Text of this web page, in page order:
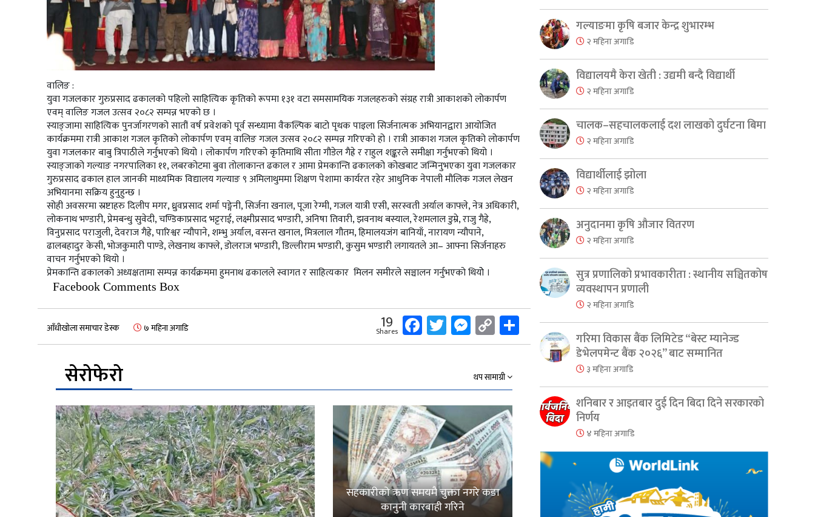
वालिङ :
युवा गजलकार गुरुप्रसाद ढकालको पहिलो साहित्यिक कृतिको रूपमा १३१ वटा समसामयिक गजलहरुको संग्रह रात्री आकाशको लोकार्पण
एवम् वालिङ गजल उत्सव २०८२ सम्पन्न भएको छ ।
स्याङ्जामा साहित्यिक पुनर्जागरणको सातौं वर्ष प्रवेशको पूर्व सन्ध्यामा वैकल्पिक बाटो पृथक पाइला सिर्जनात्मक अभियानद्वारा आयोजित
कार्यक्रममा रात्री आकाश गजल कृतिको लोकार्पण एवम् वालिङ गजल उत्सव २०८२ सम्पन्न गरिएको हो । रात्री आकाश गजल कृतिको लोकार्पण
युवा गजलकार बाबु त्रिपाठीले गर्नुभएको थियो । लोकार्पण गरिएको कृतिमाथि सीता गौडेल गैह्रे र राहुल शङ्करले समीक्षा गर्नुभएको थियो ।
स्याङ्जाको गल्याङ नगरपालिका ११, लबरकोटमा बुवा तोलाकान्त ढकाल र आमा प्रेमकान्ति ढकालको कोखबाट जन्मिनुभएका युवा गजलकार
गुरुप्रसाद ढकाल हाल जानकी माध्यमिक विद्यालय गल्याङ ९ अमिलाथुममा शिक्षण पेशामा कार्यरत रहेर आधुनिक नेपाली मौलिक गजल लेखन
अभियानमा सक्रिय हुनुहुन्छ ।
सोही अवसरमा स्रष्टाहरु दिलीप मगर, ध्रुवप्रसाद शर्मा पङ्गेनी, सिर्जना खनाल, पूजा रेग्मी, गजल यात्री एसी, सरस्वती अर्याल काफ्ले, नेत्र अधिकारी,
लोकनाथ भण्डारी, प्रेमबन्धु सुवेदी, चण्डिकाप्रसाद भट्टराई, लक्ष्मीप्रसाद भण्डारी, अनिषा तिवारी, झवनाथ बस्याल, रेशमलाल डुम्रे, राजु गैह्रे,
विनुप्रसाद पराजुली, देवराज गैह्रे, पारिश्वर न्यौपाने, शम्भु अर्याल, वसन्त खनाल, मित्रलाल गौतम, हिमालयजंग बानियाँ, नारायण न्यौपाने,
ढालबहादुर केसी, भोजकुमारी पाण्डे, लेखनाथ काफ्ले, डोलराज भण्डारी, डिल्लीराम भण्डारी, कुसुम भण्डारी लगायतले आ– आफ्ना सिर्जनाहरु
वाचन गर्नुभएको थियो ।
प्रेमकान्ति ढकालको अध्यक्षतामा सम्पन्न कार्यक्रममा हुमनाथ ढकालले स्वागत र साहित्यकार मिलन समीरले सञ्चालन गर्नुभएको थियोे ।
Facebook Comments Box
आँधीखोला समाचार डेस्क ७ महिना अगाडि 19
Shares Facebook
Twitter
Messenger
Copy
Link
Share
सेरोफेरो
थप सामाग्री
सहकारीको ऋण समयमै चुक्ता नगरे कडा
कानुनी कारबाही गरिने
गल्याङमा कृषि बजार केन्द्र शुभारम्भ
२ महिना अगाडि
विद्यालयमै केरा खेती : उद्यमी बन्दै विद्यार्थी
२ महिना अगाडि
चालक–सहचालकलाई दश लाखको दुर्घटना बिमा
२ महिना अगाडि
विद्यार्थीलाई झोला
२ महिना अगाडि
अनुदानमा कृषि औजार वितरण
२ महिना अगाडि
सुत्र प्रणालिको प्रभावकारीता : स्थानीय सञ्चितकोष
व्यवस्थापन प्रणाली
२ महिना अगाडि
गरिमा विकास बैंक लिमिटेड “बेस्ट म्यानेज्ड
डेभेलपमेन्ट बैंक २०२६” बाट सम्मानित
३ महिना अगाडि
शनिबार र आइतबार दुई दिन बिदा दिने सरकारको
निर्णय
४ महिना अगाडि